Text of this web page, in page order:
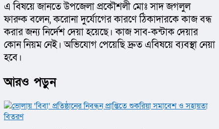
এ বিষয়ে জানতে উপজেলা প্রকৌশলী মোঃ সাদ জগলুল
ফারুক বলেন, করোনা দুর্যোগের কারণে ঠিকাদারকে কাজ বন্ধ
করার জন্য নির্দেশ দেয়া হয়েছে। কাজ সাব-কন্টাক দেয়ার
কোন নিয়ম নেই। অভিযোগ পেয়েছি দ্রুত এবিষয়ে ব্যবস্থা নেয়া
হবে।
আরও পড়ুন